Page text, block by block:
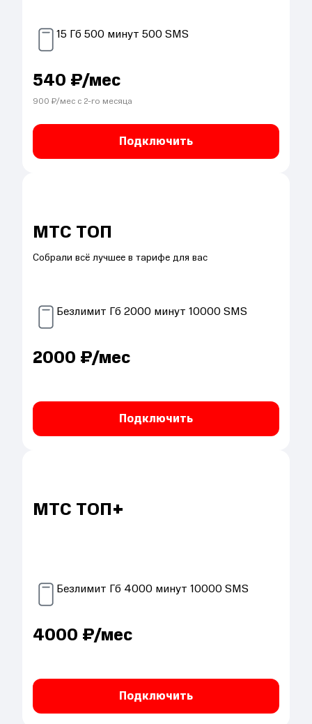
15 Гб 500 минут 500SMS
540 ₽/мес
900 ₽/мес с 2-го месяца
Подключить
МТС ТОП
Собрали всё лучшее в тарифе для вас
Безлимит Гб 2000 минут 10000SMS
2000 ₽/мес
Подключить
МТС ТОП+
Безлимит Гб 4000 минут 10000SMS
4000 ₽/мес
Подключить